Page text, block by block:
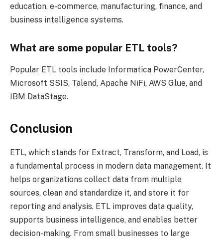
education, e-commerce, manufacturing, finance, and
business intelligence systems.
What are some popular ETL tools?
Popular ETL tools include Informatica PowerCenter,
Microsoft SSIS, Talend, Apache NiFi, AWS Glue, and
IBM DataStage.
Conclusion
ETL, which stands for Extract, Transform, and Load, is
a fundamental process in modern data management. It
helps organizations collect data from multiple
sources, clean and standardize it, and store it for
reporting and analysis. ETL improves data quality,
supports business intelligence, and enables better
decision-making. From small businesses to large